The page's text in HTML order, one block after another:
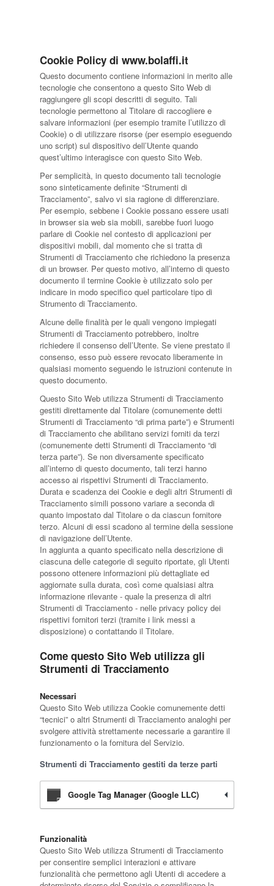
Cookie Policy di www.bolaffi.it
Questo documento contiene informazioni in merito alle
tecnologie che consentono a questo Sito Web di
raggiungere gli scopi descritti di seguito. Tali
tecnologie permettono al Titolare di raccogliere e
salvare informazioni (per esempio tramite l’utilizzo di
Cookie) o di utilizzare risorse (per esempio eseguendo
uno script) sul dispositivo dell’Utente quando
quest’ultimo interagisce con questo Sito Web.
Per semplicità, in questo documento tali tecnologie
sono sinteticamente definite “Strumenti di
Tracciamento”, salvo vi sia ragione di differenziare.
Per esempio, sebbene i Cookie possano essere usati
in browser sia web sia mobili, sarebbe fuori luogo
parlare di Cookie nel contesto di applicazioni per
dispositivi mobili, dal momento che si tratta di
Strumenti di Tracciamento che richiedono la presenza
di un browser. Per questo motivo, all’interno di questo
documento il termine Cookie è utilizzato solo per
indicare in modo specifico quel particolare tipo di
Strumento di Tracciamento.
Alcune delle finalità per le quali vengono impiegati
Strumenti di Tracciamento potrebbero, inoltre
richiedere il consenso dell’Utente. Se viene prestato il
consenso, esso può essere revocato liberamente in
qualsiasi momento seguendo le istruzioni contenute in
questo documento.
Questo Sito Web utilizza Strumenti di Tracciamento
gestiti direttamente dal Titolare (comunemente detti
Strumenti di Tracciamento “di prima parte”) e Strumenti
di Tracciamento che abilitano servizi forniti da terzi
(comunemente detti Strumenti di Tracciamento “di
terza parte”). Se non diversamente specificato
all’interno di questo documento, tali terzi hanno
accesso ai rispettivi Strumenti di Tracciamento.
Durata e scadenza dei Cookie e degli altri Strumenti di
Tracciamento simili possono variare a seconda di
quanto impostato dal Titolare o da ciascun fornitore
terzo. Alcuni di essi scadono al termine della sessione
di navigazione dell’Utente.
In aggiunta a quanto specificato nella descrizione di
ciascuna delle categorie di seguito riportate, gli Utenti
possono ottenere informazioni più dettagliate ed
aggiornate sulla durata, così come qualsiasi altra
informazione rilevante - quale la presenza di altri
Strumenti di Tracciamento - nelle privacy policy dei
rispettivi fornitori terzi (tramite i link messi a
disposizione) o contattando il Titolare.
Come questo Sito Web utilizza gli
Strumenti di Tracciamento
Necessari
Questo Sito Web utilizza Cookie comunemente detti
“tecnici” o altri Strumenti di Tracciamento analoghi per
svolgere attività strettamente necessarie a garantire il
funzionamento o la fornitura del Servizio.
Strumenti di Tracciamento gestiti da terze parti
Google Tag Manager (Google LLC)
Funzionalità
Questo Sito Web utilizza Strumenti di Tracciamento
per consentire semplici interazioni e attivare
funzionalità che permettono agli Utenti di accedere a